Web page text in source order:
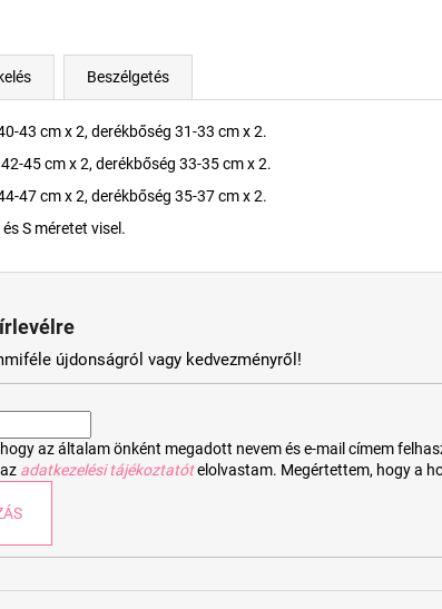
Beszélgetés
43 cm x 2, derékbőség 31-33 cm x 2.
45 cm x 2, derékbőség 33-35 cm x 2.
47 cm x 2, derékbőség 35-37 cm x 2.
S méretet visel.
újdonságról vagy kedvezményről!
az általam önként megadott nevem és e-mail címem
adatkezelési tájékoztatót elolvastam. Megértettem, hogy a